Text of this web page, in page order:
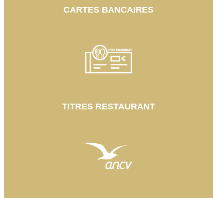
CARTES BANCAIRES
TITRES RESTAURANT